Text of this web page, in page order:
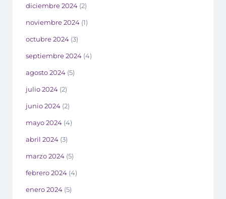
diciembre 2024 (2)
noviembre 2024 (1)
octubre 2024 (3)
septiembre 2024 (4)
agosto 2024 (5)
julio 2024 (2)
junio 2024 (2)
mayo 2024 (4)
abril 2024 (3)
marzo 2024 (5)
febrero 2024 (4)
enero 2024 (5)